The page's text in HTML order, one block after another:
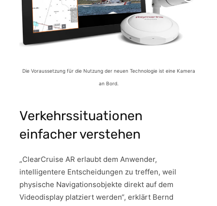
Die Voraussetzung für die Nutzung der neuen Technologie ist eine Kamera
an Bord.
Verkehrssituationen
einfacher verstehen
„ClearCruise AR erlaubt dem Anwender,
intelligentere Entscheidungen zu treffen, weil
physische Navigationsobjekte direkt auf dem
Videodisplay platziert werden“, erklärt Bernd